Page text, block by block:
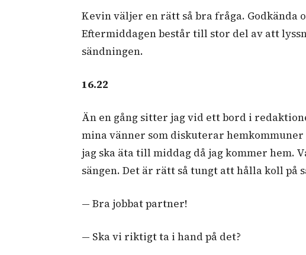
Kevin väljer en rätt så bra fråga.
Eftermiddagen består till stor del av att
sändningen.
16.22
Än en gång sitter jag vid ett bord i
mina vänner som diskuterar
jag ska äta till middag då jag kommer hem.
sängen. Det är rätt så tungt att hålla koll på
— Bra jobbat partner!
— Ska vi riktigt ta i hand på det?